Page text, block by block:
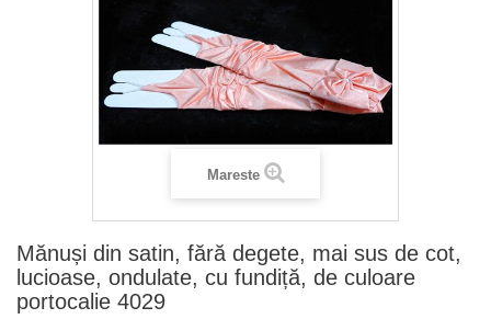
Mareste
Mănuși din satin, fără degete, mai sus de cot,
lucioase, ondulate, cu fundiță, de culoare
portocalie 4029